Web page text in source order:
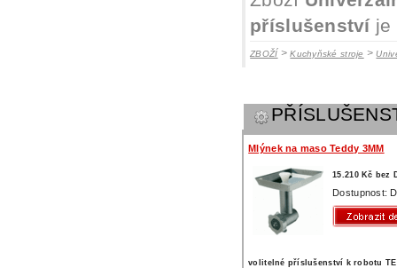
příslušenství je
ZBOŽÍ>Kuchyňské stroje >
Mlýnek na maso Teddy 3MM
15.210 Kč bez
Dostupnost:
volitelné příslušenství k robotu